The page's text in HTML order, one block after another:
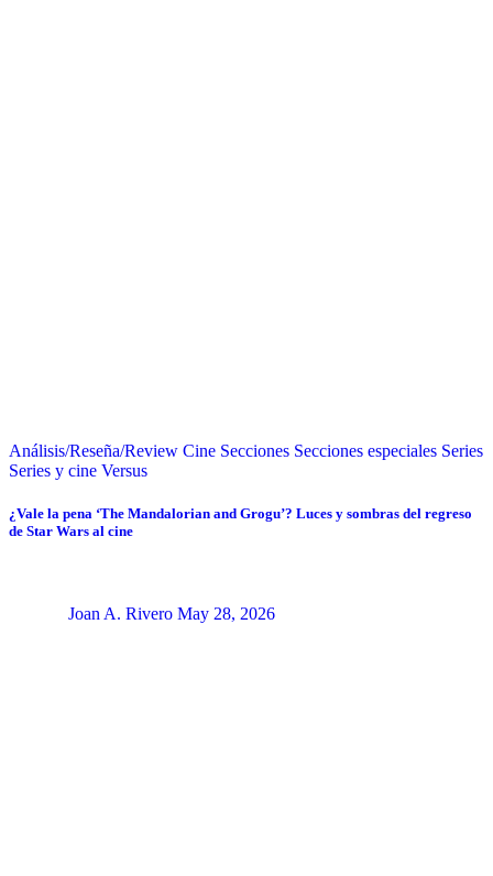
Análisis/Reseña/Review Cine Secciones Secciones especiales Series
Series y cine Versus
¿Vale la pena ‘The Mandalorian and Grogu’? Luces y sombras del regreso
de Star Wars al cine
Joan A. Rivero May 28, 2026